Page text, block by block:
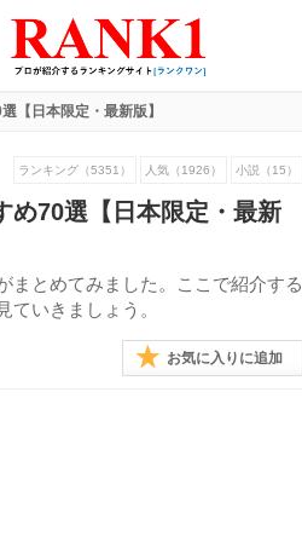
【日本限定・最新版】
ランキング（5351） 人気（1926） 小説（15）
め70選【日本限定・最新
まとめてみました。ここで紹介する
いきましょう。
お気に入りに追加